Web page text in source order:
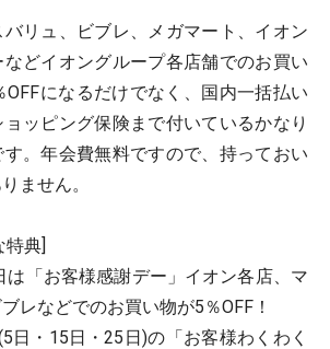
リュ、ビブレ、メガマート、イオン
どイオングループ各店舗でのお買い
になるだけでなく、国内一括払い
ッピング保険まで付いているかなり
。年会費無料ですので、持っておい
ません。
特典]
は「お客様感謝デー」イオン各店、マ
レなどでのお買い物が5％OFF！
日・15日・25日)の「お客様わくわく